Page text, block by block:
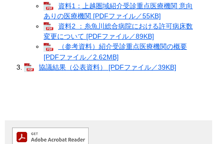
資料1：上越圏域紹介受診重点医療機関 意向
ありの医療機関 [PDFファイル／55KB]
資料2 ：糸魚川総合病院における許可病床数
変更について [PDFファイル／89KB]
（参考資料）紹介受診重点医療機関の概要
[PDFファイル／2.62MB]
協議結果（公表資料） [PDFファイル／39KB]